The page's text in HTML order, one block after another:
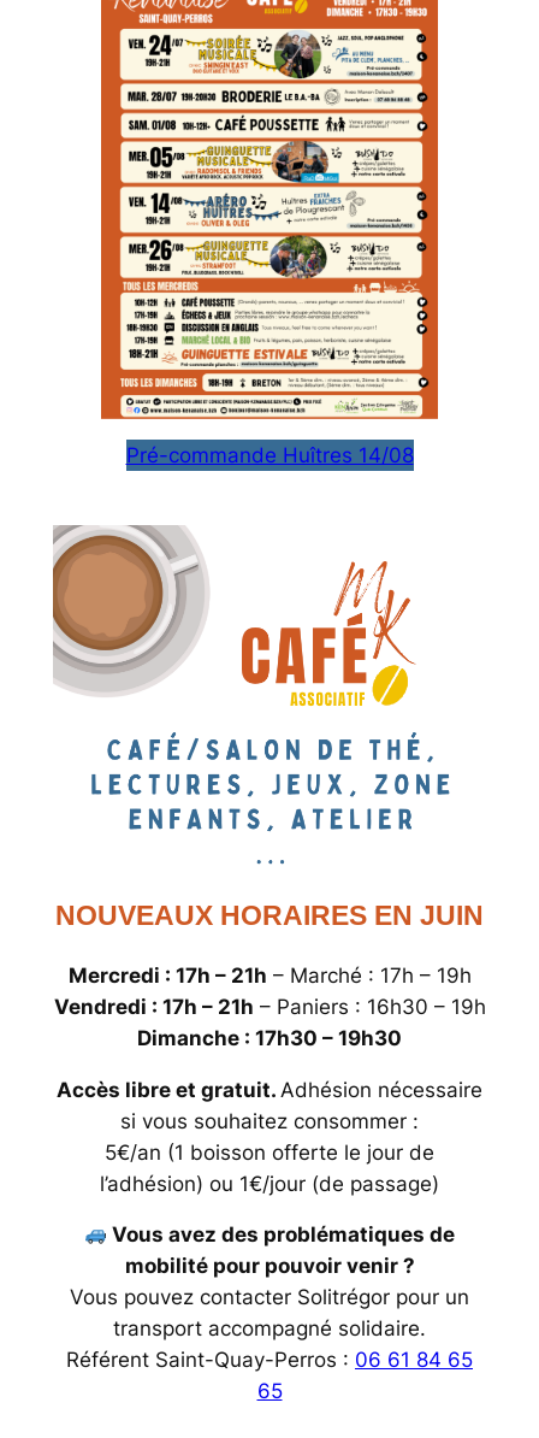
Pré-commande Huîtres 14/08
NOUVEAUX HORAIRES EN JUIN
Mercredi : 17h – 21h – Marché : 17h – 19h
Vendredi : 17h – 21h – Paniers : 16h30 – 19h
Dimanche : 17h30 – 19h30
Accès libre et gratuit. Adhésion nécessaire
si vous souhaitez consommer :
5€/an (1 boisson offerte le jour de
l’adhésion) ou 1€/jour (de passage)
Vous avez des problématiques de
mobilité pour pouvoir venir ?
Vous pouvez contacter Solitrégor pour un
transport accompagné solidaire.
Référent Saint-Quay-Perros : 06 61 84 65
65